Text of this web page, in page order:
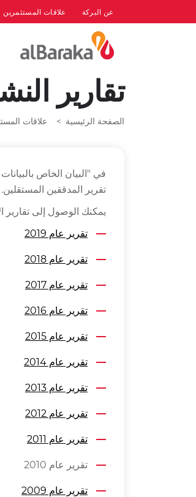
عن البركة علاقات المستثمرين
تقارير
الصفحة الرئيسية علاقات
تقرير المدققين المستقلين.
يمكنك الوصول إلى تقارير
تقرير عام 2019
تقرير عام 2018
تقرير عام 2017
تقرير عام 2016
تقرير عام 2015
تقرير عام 2014
تقرير عام 2013
تقرير عام 2012
تقرير عام 2011
تقرير عام 2010
تقرير عام 2009